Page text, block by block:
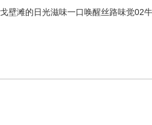
滩的日光滋味一口唤醒丝路味觉02